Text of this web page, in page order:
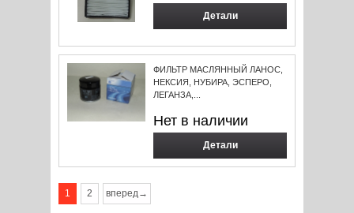
Детали
ФИЛЬТР МАСЛЯННЫЙ ЛАНОС,
НЕКСИЯ, НУБИРА, ЭСПЕРО,
ЛЕГАНЗА,...
Нет в наличии
Детали
1 2 вперед→